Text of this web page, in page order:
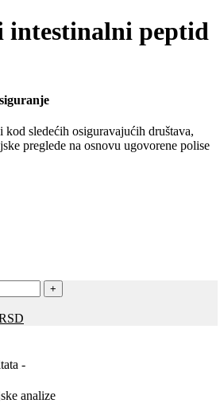
intestinalni peptid
sledećih osiguravajućih društava,
preglede na osnovu ugovorene polise
+
-
analize